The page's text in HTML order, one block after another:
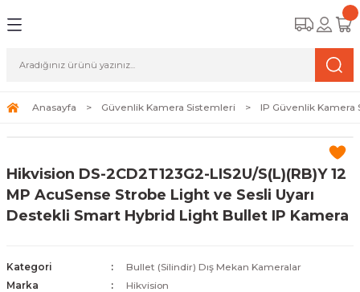
Sistemleri
Sistemleri (Network Kameraları)
ve Depolama Çözümleri
ve Bağlantı Kabloları
Kamera Lisansları
Güvenlik
Duvarı) Cihazları
Ağ Yönlendiricileri
Fi) ve Access Point Ürünleri
Antivirüs Yazılımları
ve Depolama Ürünleri
SSD
Kurtarma
Anasayfa Güvenlik Kamera Sistemleri IP Güvenlik Kamera
Hikvision DS-2CD2T123G2-LIS2U/S(L)(RB)Y 12
MP AcuSense Strobe Light ve Sesli Uyarı
Destekli Smart Hybrid Light Bullet IP Kamera
Kategori
Bullet (Silindir) Dış Mekan Kameralar
Marka
Hikvision